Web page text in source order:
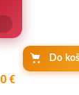
Do
€